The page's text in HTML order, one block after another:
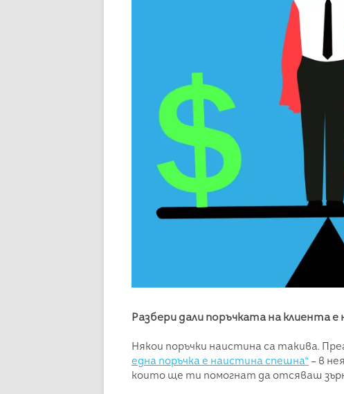
Разбери дали поръчката на клиента
Някои поръчки наистина са такива.
една поръчка е наистина спешна“ – в
които ще ти помогнат да отсяваш